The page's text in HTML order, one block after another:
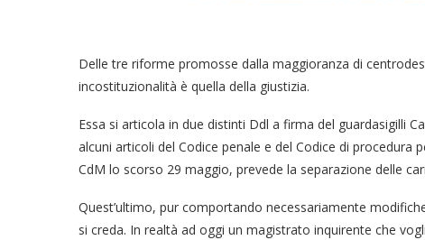
Delle tre riforme promosse dalla maggioranza di
incostituzionalità è quella della giustizia.
Essa si articola in due distinti Ddl a firma del guardasigilli
alcuni articoli del Codice penale e del Codice di
CdM lo scorso 29 maggio, prevede la separazione delle
Quest’ultimo, pur comportando necessariamente
si creda. In realtà ad oggi un magistrato inquirente che